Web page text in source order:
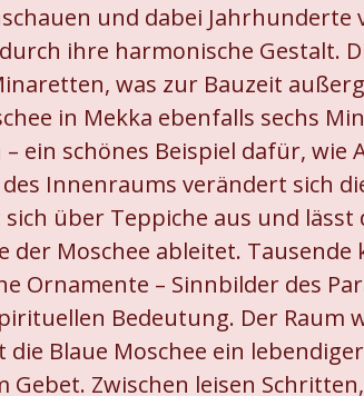
und dabei Jahrhunderte
ihre harmonische Gestalt.
was zur Bauzeit
in Mekka ebenfalls sechs
ein schönes Beispiel dafür,
Innenraums verändert sich
über Teppiche aus und
der Moschee ableitet.
Ornamente – Sinnbilder des
Bedeutung. Der
Blaue Moschee ein
Gebet. Zwischen leisen